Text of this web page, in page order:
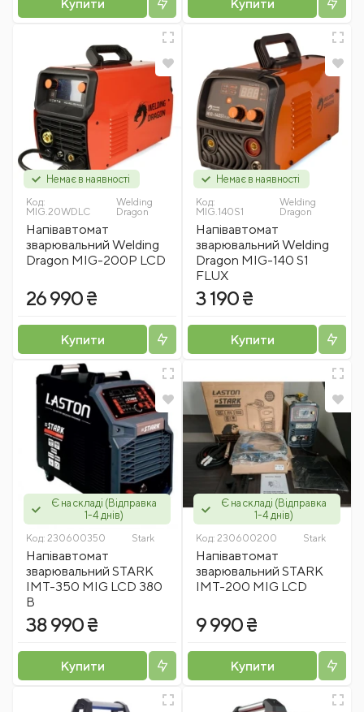
Купити Купити
Немає в наявності
Код:
MIG.20WDLC
Welding
Dragon
Напівавтомат
зварювальний Welding
Dragon MIG-200P LCD
26 990 ₴
Купити
Немає в наявності
Код:
MIG.140S1
Welding
Dragon
Напівавтомат
зварювальний Welding
Dragon MIG-140 S1
FLUX
3 190 ₴
Купити
Є на складі (Відправка
1-4 днів)
Код: 230600350 Stark
Напівавтомат
зварювальний STARK
IMT-350 MIG LCD 380
В
38 990 ₴
Купити
Є на складі (Відправка
1-4 днів)
Код: 230600200 Stark
Напівавтомат
зварювальний STARK
IMT-200 MIG LCD
9 990 ₴
Купити